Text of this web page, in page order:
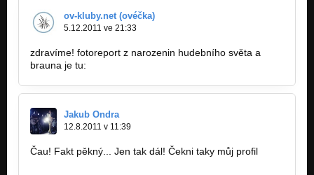
ov-kluby.net (ovéčka)
5.12.2011 ve 21:33
zdravíme! fotoreport z narozenin hudebního světa a
brauna je tu:
Jakub Ondra
12.8.2011 v 11:39
Čau! Fakt pěkný... Jen tak dál! Čekni taky můj profil